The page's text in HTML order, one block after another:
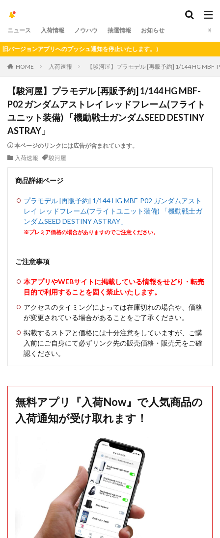
ニュース 入荷情報 ノウハウ 抽選情報 お知らせ
ョンアプリへのプッシュ通知を停止いたします。）
HOME 入荷速報 【駿河屋】プラモデル [再販予約] 1/144 HG
【駿河屋】プラモデル [再販予約] 1/144 HG MBF-
P02 ガンダムアストレイ レッドフレーム(フライト
ユニット装備) 「機動戦士ガンダムSEED DESTINY
ASTRAY」
本ページのリンクには広告が含まれています。
入荷速報
駿河屋
商品詳細ページ
プラモデル [再販予約] 1/144 HG MBF-P02 ガンダムアスト
レイ レッドフレーム(フライトユニット装備) 「機動戦士ガ
ンダムSEED DESTINY ASTRAY」
※プレミア価格の場合がありますのでご注意ください。
ご注意事項
本アプリやWEBサイトに掲載している情報をせどり・転売
目的で利用することを固く禁止いたします。
アクセスのタイミングによっては在庫切れの場合や、価格
が変更されている場合があることをご了承ください。
掲載するストアと価格には十分注意をしていますが、ご購
入前にご自身にて必ずリンク先の販売価格・販売元をご確
認ください。
無料アプリ『入荷Now』で人気商品の
入荷通知が受け取れます！